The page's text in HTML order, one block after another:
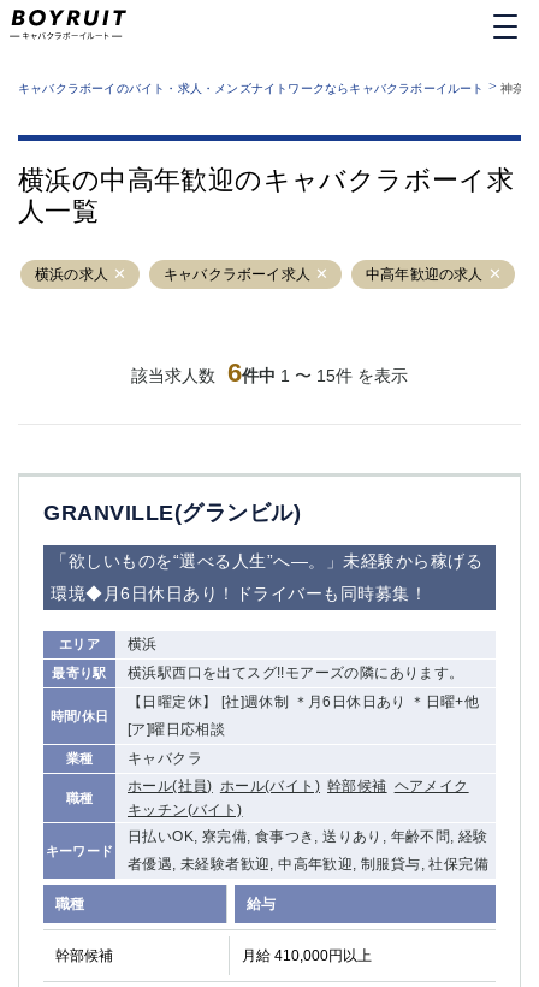
業種から探す
運営者情報
サイトマップ
キャバクラボーイのバイト・求人・メンズナイトワークならキャバクラボーイルート > 神奈
横浜の中高年歓迎のキャバクラボーイ求
人一覧
横浜の求人 キャバクラボーイ求人 中高年歓迎の求人
該当求人数 6件中 1 〜 15件 を表示
GRANVILLE(グランビル)
「欲しいものを“選べる人生”へ―。」未経験から稼げる
環境◆月6日休日あり！ドライバーも同時募集！
エリア 横浜
最寄り駅 横浜駅西口を出てスグ!!モアーズの隣にあります。
時間/休日
【日曜定休】 [社]週休制 ＊月6日休日あり ＊日曜+他
[ア]曜日応相談
業種 キャバクラ
職種
ホール(社員) ホール(バイト) 幹部候補 ヘアメイク
キッチン(バイト)
キーワード
日払いOK, 寮完備, 食事つき, 送りあり, 年齢不問, 経験
者優遇, 未経験者歓迎, 中高年歓迎, 制服貸与, 社保完備
職種 給与
幹部候補 月給 410,000円以上
六本木
池袋
新橋
渋谷
大和
立川
①六本木 ②西麻布
大山
赤坂
高円寺
蒲田東口
多摩センター
立川（南口）
浜松町
西葛西
葛西
府中
ひばりヶ丘（北口）
吉祥寺（南口／公園口） 小作・羽村・福生エリア
自由が丘
四谷
錦糸町南口
下北沢・経堂
金町（北口）
成増駅徒歩3分の好立地！①JR埼京線「赤羽駅」から徒歩2分 ②東
①歌舞伎町 ②新宿 ③西部新宿 ③東新宿
①歌舞伎町 ②新宿